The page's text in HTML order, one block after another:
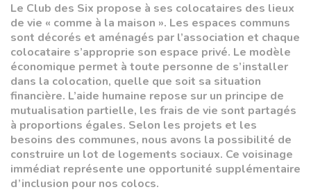
Le Club des Six propose à ses colocataires des lieux
de vie « comme à la maison ». Les espaces communs
sont décorés et aménagés par l’association et chaque
colocataire s’approprie son espace privé. Le modèle
économique permet à toute personne de s’installer
dans la colocation, quelle que soit sa situation
financière. L’aide humaine repose sur un principe de
mutualisation partielle, les frais de vie sont partagés
à proportions égales. Selon les projets et les
besoins des communes, nous avons la possibilité de
construire un lot de logements sociaux. Ce voisinage
immédiat représente une opportunité supplémentaire
d’inclusion pour nos colocs.